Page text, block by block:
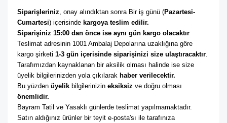
Siparişleriniz, onay alındıktan sonra Bir iş günü (Pazartesi-
Cumartesi) içerisinde kargoya teslim edilir.
Siparişiniz 15:00 dan önce ise aynı gün kargo olacaktır
Teslimat adresinin 1001 Ambalaj Depolarına uzaklığına göre
kargo şirketi 1-3 gün içerisinde siparişinizi size ulaştıracaktır.
Tarafımızdan kaynaklanan bir aksilik olması halinde ise size
üyelik bilgilerinizden yola çıkılarak haber verilecektir.
Bu yüzden üyelik bilgilerinizin eksiksiz
önemlidir.
Bayram Tatil ve Yasaklı günlerde teslimat yapılmamaktadır.
Satın aldığınız ürünler bir teyit e-posta'sı ile tarafınıza